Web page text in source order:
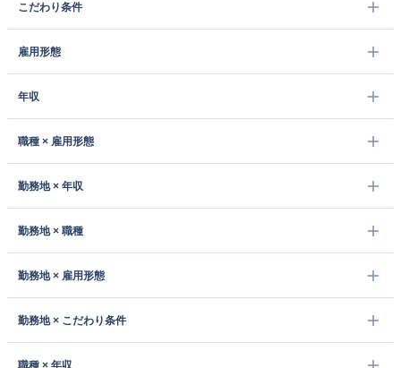
こだわり条件
雇用形態
年収
職種 × 雇用形態
勤務地 × 年収
勤務地 × 職種
勤務地 × 雇用形態
勤務地 × こだわり条件
職種 × 年収